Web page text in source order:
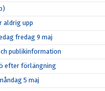
aldrig upp
fredag 9 maj
publikinformation
efter förlängning
5 maj